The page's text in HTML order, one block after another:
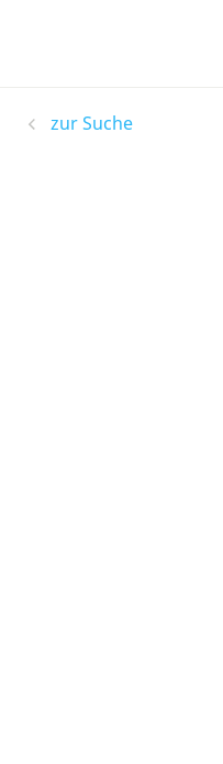
zur Suche